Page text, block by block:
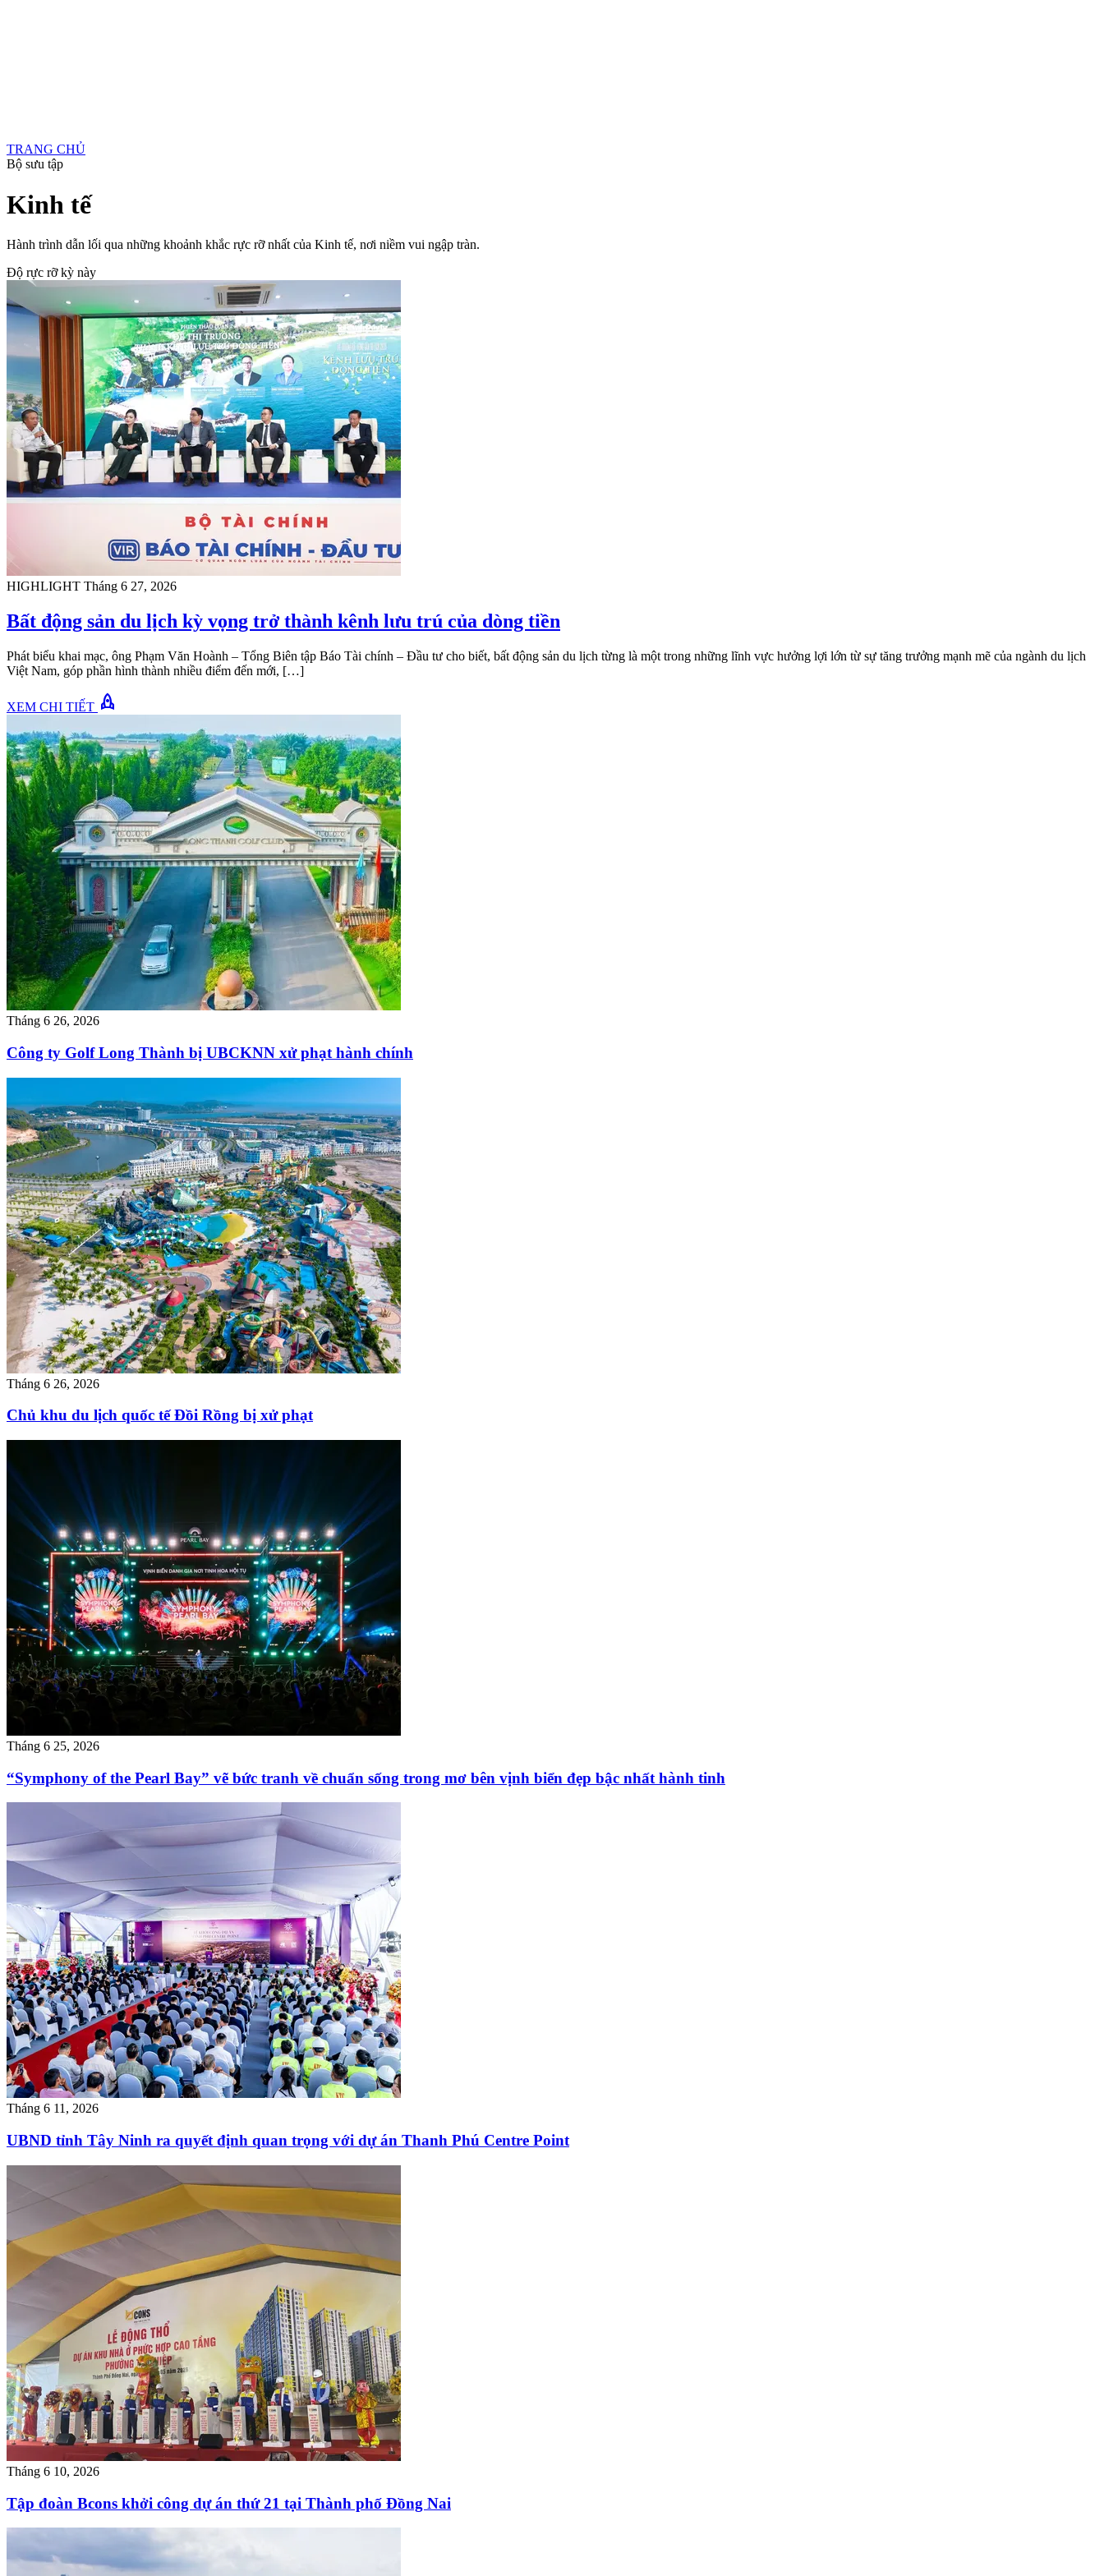
TRANG CHỦ
Bộ sưu tập
Kinh tế
Hành trình dẫn lối qua những khoảnh khắc rực rỡ nhất của Kinh tế, nơi niềm vui ngập tràn.
Độ rực rỡ kỳ này
HIGHLIGHT Tháng 6 27, 2026
Bất động sản du lịch kỳ vọng trở thành kênh lưu trú của dòng tiền
Phát biểu khai mạc, ông Phạm Văn Hoành – Tổng Biên tập Báo Tài chính – Đầu tư cho biết, bất động sản du lịch từng là một trong những lĩnh vực hưởng lợi lớn từ sự tăng trưởng mạnh mẽ của ngành du lịch
Việt Nam, góp phần hình thành nhiều điểm đến mới, […]
XEM CHI TIẾT rocket
Tháng 6 26, 2026
Công ty Golf Long Thành bị UBCKNN xử phạt hành chính
Tháng 6 26, 2026
Chủ khu du lịch quốc tế Đồi Rồng bị xử phạt
Tháng 6 25, 2026
“Symphony of the Pearl Bay” vẽ bức tranh về chuẩn sống trong mơ bên vịnh biển đẹp bậc nhất hành tinh
Tháng 6 11, 2026
UBND tỉnh Tây Ninh ra quyết định quan trọng với dự án Thanh Phú Centre Point
Tháng 6 10, 2026
Tập đoàn Bcons khởi công dự án thứ 21 tại Thành phố Đồng Nai